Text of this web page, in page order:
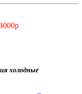
холодные